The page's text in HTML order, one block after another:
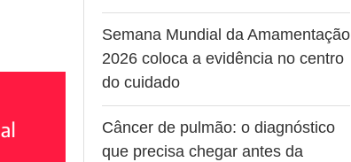
Semana Mundial da Amamentação
2026 coloca a evidência no centro
do cuidado
Câncer de pulmão: o diagnóstico
que precisa chegar antes da